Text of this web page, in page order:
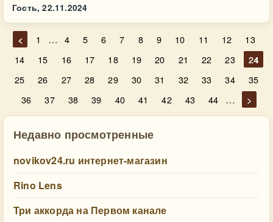
Гость, 22.11.2024
< 1 … 4 5 6 7 8 9 10 11 12
13
14
15 16 17 18 19 20 21 22 23
24
25
26 27 28 29 30 31 32 33 34
35
36
37 38 39 40 41 42 43 44 … >
Недавно просмотренные
novikov24.ru интернет-магазин
Rino Lens
Три аккорда на Первом канале